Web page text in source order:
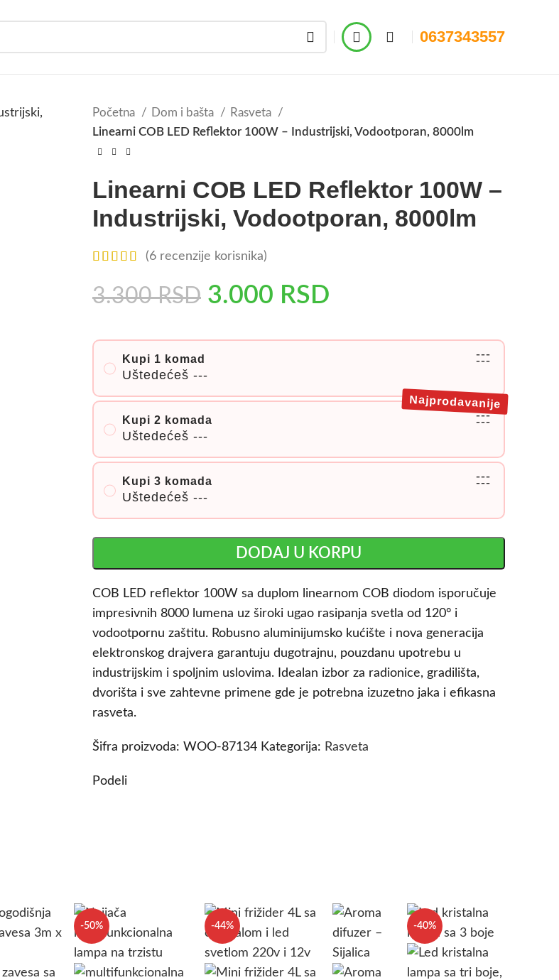
0637343557
Početna Dom i bašta
Rasveta
Linearni COB LED Reflektor 100W – Industrijski, Vodootporan, 8000lm
Linearni COB LED Reflektor 100W –
Industrijski, Vodootporan, 8000lm
(6 recenzije korisnika)
3.300RSD 3.000 RSD
Kupi 1 komad
Uštedećeš ---
---
---
Kupi 2 komada
Uštedećeš ---
---
---
Najprodavanije
Kupi 3 komada
Uštedećeš ---
---
---
DODAJ U KORPU
COB LED reflektor 100W sa duplom linearnom COB diodom isporučuje
impresivnih 8000 lumena uz široki ugao rasipanja svetla od 120° i
vodootpornu zaštitu. Robusno aluminijumsko kućište i nova generacija
elektronskog drajvera garantuju dugotrajnu, pouzdanu upotrebu u
industrijskim i spoljnim uslovima. Idealan izbor za radionice, gradilišta,
dvorišta i sve zahtevne primene gde je potrebna izuzetno jaka i efikasna
rasveta.
Šifra proizvoda: WOO-87134 Kategorija: Rasveta
Podeli
-50% -44% -40%